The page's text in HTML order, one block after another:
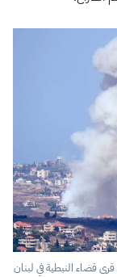
قضاء النبطية في لبنان